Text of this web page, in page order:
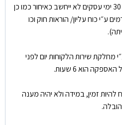
שישי-שבת וחגים, איחור של עד 30 ימי עסקים לא ייחשב כאיחור כמו כן
ע״י כוח עליון/ הוראות חוק וכו
שירות הלקוחות יום לפני
הוא 6 שעות.
זמין, במידה ולא יהיה מענה